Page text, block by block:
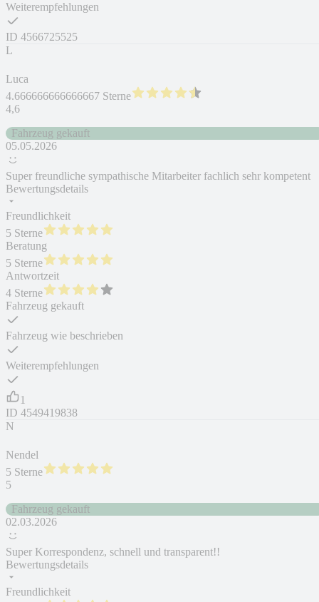
Weiterempfehlungen
ID 4566725525
L
Luca
4.666666666666667 Sterne
4,6
Fahrzeug gekauft
05.05.2026
Super freundliche sympathische Mitarbeiter fachlich sehr kompetent
Bewertungsdetails
Freundlichkeit
5 Sterne
Beratung
5 Sterne
Antwortzeit
4 Sterne
Fahrzeug gekauft
Fahrzeug wie beschrieben
Weiterempfehlungen
1
ID 4549419838
N
Nendel
5 Sterne
5
Fahrzeug gekauft
02.03.2026
Super Korrespondenz, schnell und transparent!!
Bewertungsdetails
Freundlichkeit